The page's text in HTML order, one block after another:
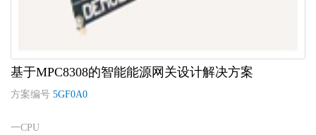
基于MPC8308的智能能源网关设计解决方案
方案编号 5GF0A0
一CPU